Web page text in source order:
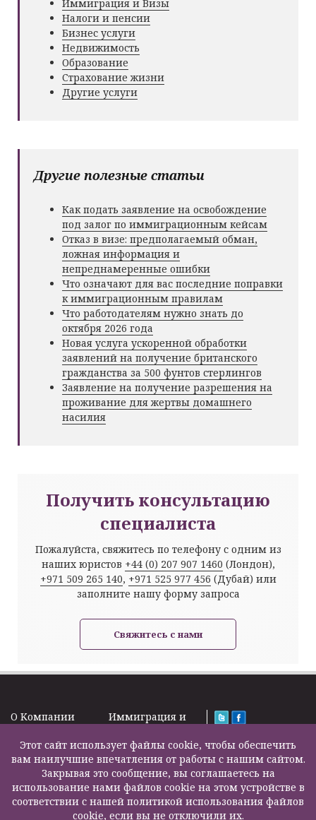
Иммиграция и Визы
Налоги и пенсии
Бизнес услуги
Недвижимость
Образование
Страхование жизни
Другие услуги
Другие полезные статьи
Как подать заявление на освобождение
под залог по иммиграционным кейсам
Отказ в визе: предполагаемый обман,
ложная информация и
непреднамеренные ошибки
Что означают для вас последние поправки
к иммиграционным правилам
Что работодателям нужно знать до
октября 2026 года
Новая услуга ускоренной обработки
заявлений на получение британского
гражданства за 500 фунтов стерлингов
Заявление на получение разрешения на
проживание для жертвы домашнего
насилия
Получить консультацию
специалиста
Пожалуйста, свяжитесь по телефону с одним из
наших юристов +44 (0) 207 907 1460 (Лондон),
+971 509 265 140, +971 525 977 456 (Дубай) или
заполните нашу форму запроса
Свяжитесь с нами
O Kомпании
Подписка на
новости
Задать вопрос
Карта сайта
Контакты
Иммиграция и
Налоги и пенсии
Бизнес услуги
Недвижимость
Образование
Страхование
жизни
2000 – 2026©
F200500002
Этот сайт использует файлы cookie, чтобы обеспечить
вам наилучшие впечатления от работы с нашим сайтом.
Закрывая это сообщение, вы соглашаетесь на
использование нами файлов cookie на этом устройстве в
соответствии с нашей политикой использования файлов
cookie, если вы не отключили их.